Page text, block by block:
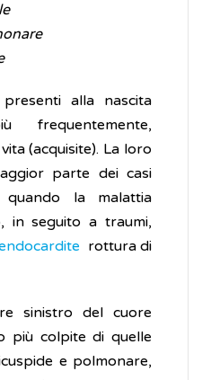
alla nascita
frequentemente,
(acquisite). La loro
parte dei casi
la malattia
in seguito a traumi,
rottura di
sinistro del cuore
più colpite di quelle
e polmonare,